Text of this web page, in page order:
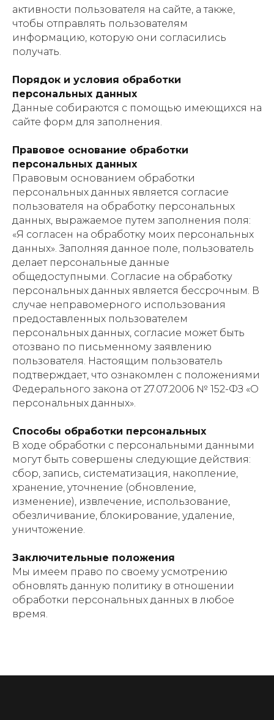
активности пользователя на сайте, а также,
чтобы отправлять пользователям
информацию, которую они согласились
получать.
Порядок и условия обработки
персональных данных
Данные собираются с помощью имеющихся на
сайте форм для заполнения.
Правовое основание обработки
персональных данных
Правовым основанием обработки
персональных данных является согласие
пользователя на обработку персональных
данных, выражаемое путем заполнения поля:
«Я согласен на обработку моих персональных
данных». Заполняя данное поле, пользователь
делает персональные данные
общедоступными. Согласие на обработку
персональных данных является бессрочным. В
случае неправомерного использования
предоставленных пользователем
персональных данных, согласие может быть
отозвано по письменному заявлению
пользователя. Настоящим пользователь
подтверждает, что ознакомлен с положениями
Федерального закона от 27.07.2006 № 152-ФЗ «О
персональных данных».
Способы обработки персональных
В ходе обработки с персональными данными
могут быть совершены следующие действия:
сбор, запись, систематизация, накопление,
хранение, уточнение (обновление,
изменение), извлечение, использование,
обезличивание, блокирование, удаление,
уничтожение.
Заключительные положения
Мы имеем право по своему усмотрению
обновлять данную политику в отношении
обработки персональных данных в любое
время.